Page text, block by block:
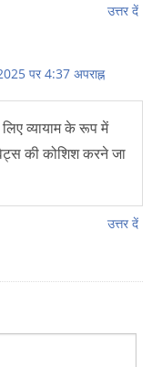
उत्तर दें
पर 4:37 अपराह्न
व्यायाम के रूप में
की कोशिश करने जा
उत्तर दें